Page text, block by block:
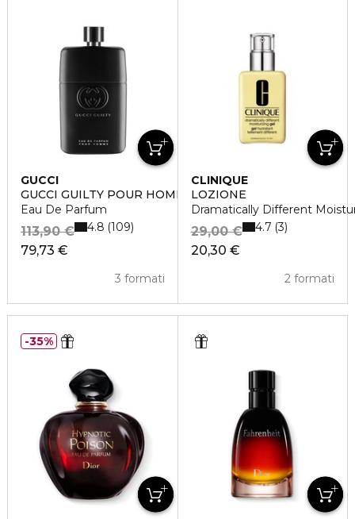
GUCCI
GUCCI GUILTY POUR HOMME
Eau De Parfum
79,73 €
113,90 €
3 formati
4.8 109
CLINIQUE
LOZIONE
Dramatically Different
20,30 €
29,00 €
2 formati
4.7 3
35%